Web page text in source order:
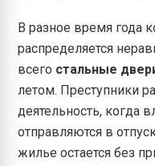
В разное время года
распределяется
всего стальные
летом. Преступники
деятельность, когда
отправляются в
жилье остается без